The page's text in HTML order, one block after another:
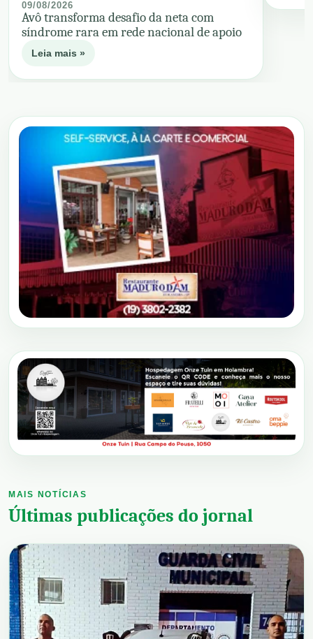
09/08/2026
Avô transforma desafio da neta com
síndrome rara em rede nacional de apoio
Leia mais »
MAIS NOTÍCIAS
Últimas publicações do jornal